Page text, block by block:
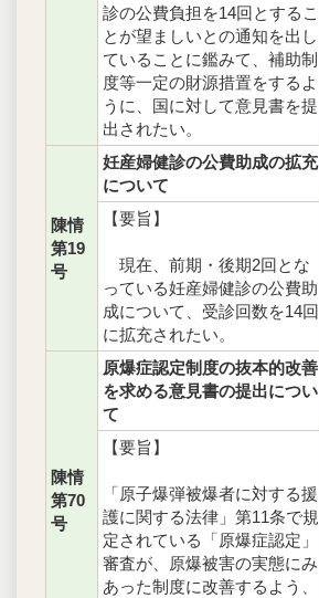
診の公費負担を14回とするこ
とが望ましいとの通知を出し
ていることに鑑みて、補助制
度等一定の財源措置をするよ
うに、国に対して意見書を提
出されたい。
陳情
第19
号
妊産婦健診の公費助成の拡充
について
【要旨】
現在、前期・後期2回とな
っている妊産婦健診の公費助
成について、受診回数を14回
に拡充されたい。
陳情
第70
号
原爆症認定制度の抜本的改善
を求める意見書の提出につい
て
【要旨】
「原子爆弾被爆者に対する援
護に関する法律」第11条で規
定されている「原爆症認定」
審査が、原爆被害の実態にみ
あった制度に改善するよう、